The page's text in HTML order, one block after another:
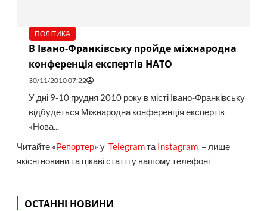
ПОЛІТИКА
В Івано-Франківську пройде міжнародна
конференція експертів НАТО
30/11/2010 07:22
У дні 9-10 грудня 2010 року в місті Івано-Франківську
відбудеться Міжнародна конференція експертів
«Нова...
Читайте «Репортер» у Telegramта Instagram– лише
якісні новини та цікаві статті у вашому телефоні
ОСТАННІ НОВИНИ